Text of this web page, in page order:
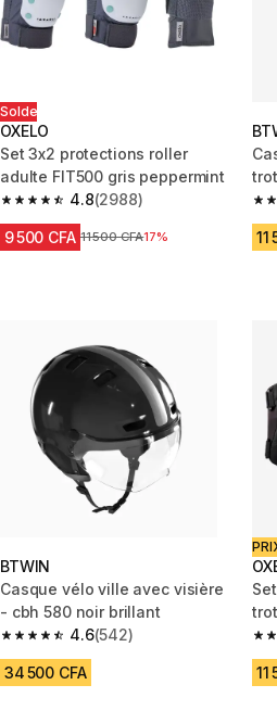
Solde
OXELO
Set 3x2 protections roller
adulte FIT500 gris peppermint
4.8
4.8 out of 5 stars from 2988 reviews
(2988)
9 500 CFA Prix avant réduction
11 500 CFA17% 11
BTWIN
Casque vélo ville avec visière
- cbh 580 noir brillant
4.6
4.6 out of 5 stars from 542 reviews
(542)
34 500 CFA 11